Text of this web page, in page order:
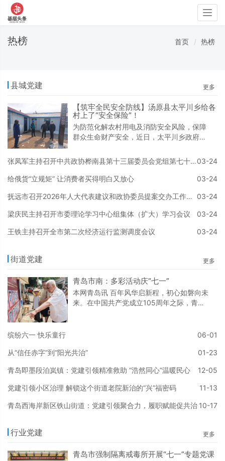
热榜 首页 热榜
县城党建 更多
【筑牢全民安全防线】汤原县太平川乡给各
村上了“安全保险”！
为防范化解农村用电及消防安全风险，保障
群众生命财产安全，近日，太平川乡政府联
联合检查组，开展农村用电及消防安全隐患
专项排查整治行动。联合检查组来到各村村
委会和幸福大院等人员密集场所，重点排查
象，配电箱、插座等用电设备是否规范使
散通道是否畅通，以及是否存在违规堆放易
燃物品等安全隐患。针对检
张凤军主持召开中共政协桦南县第十三届委员会党组第七十八次（扩大）会议 03-24
给俄货“立规矩” 让消费者买得明白又放心 03-24
抚远市召开2026年人大代表建议和政协委员提案交办工作会议 03-24
梁庆民主持召开市委理论学习中心组集体（扩大）学习会议 03-24
王铁主持召开全市第二次经济运行监测调度会议 03-24
街道党建 更多
青岛市南：多彩活动庆“七一”
本网青岛讯 百年风华启新程，初心如磐向未
来。在中国共产党成立105周年之际，青岛
地气的红色实践，赓续红色血脉、凝聚奋进
前行。让鲜红党旗在基层一线高高飘扬。沉
南区创新授课形式，将课堂搬进社区阵地、
邻里空间，打造沉浸式、实景化红色党课，
筑牢党员思想根
缤纷六一 快乐童行 06-01
从“信任赤字”到“阳光共治” 01-23
青岛即墨段泊岚镇：党建引领精准救助 “浩然同心”温暖民心 12-05
党建引领小区治理 解锁这个街道老院新治的“兴”福密码 11-13
青岛西海岸新区铁山街道：党建引领聚合力，履职赋能促共治 10-17
行业党建 更多
青岛市强制隔离戒毒所开展“七一”专题党课